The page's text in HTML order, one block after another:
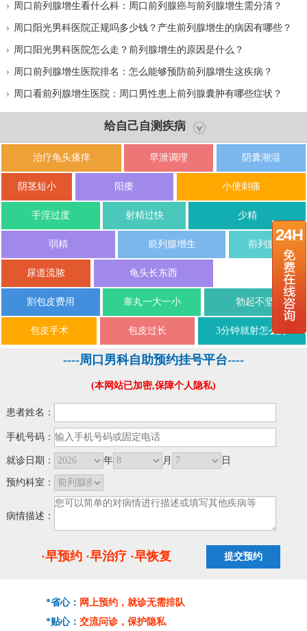
周口前列腺增生看什么科：周口前列腺癌与前列腺增生需分清？
周口阳光男科医院正规吗多少钱？产生前列腺增生的病因有哪些？
周口阳光男科医院怎么走？前列腺增生的原因是什么？
周口前列腺增生医院排名：怎么能够预防前列腺增生这疾病？
周口看前列腺增生医院：周口男性患上前列腺囊肿有哪些症状？
给自己自测疾病
治疗龟头瘙痒 早泄调理 阴囊潮湿
阴茎短小 阳痿 小便刺痛
手淫过度 射精过快 少精
弱精 前列腺增生 前列腺炎
尿道流脓 龟头长东西
割包皮费用 睾丸一大一小 勃起不坚
包皮手术 包皮过长 3分钟就射怎么办
----周口男科自助预约挂号平台----
(本网站已加密,保障个人隐私)
患者姓名：
手机号码：
就诊日期： 年 月 日
预约科室：
病情描述：
·早预约 ·早治疗 ·早恢复
*省心： 网上预约，就诊无需排队
*贴心：交流问诊，保护隐私